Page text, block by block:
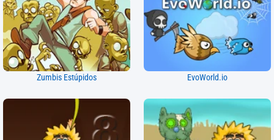
Zumbis Estúpidos EvoWorld.io